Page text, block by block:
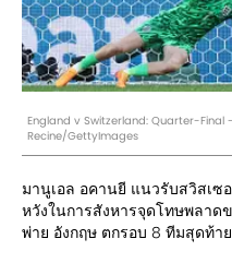
England v Switzerland: Quarter-Final
Recine/GettyImages
มานูเอล อคานยี แนวรับสวิสเซ
หวังในการสังหารจุดโทษพลาด
พ่าย อังกฤษ ตกรอบ 8 ทีมสุดท้าย